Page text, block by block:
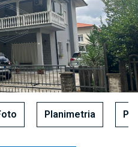
Planimetria